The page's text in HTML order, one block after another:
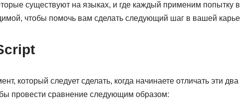
существуют на языках, и где каждый применим попытку
чтобы помочь вам сделать следующий шаг в вашей
который следует сделать, когда начинаете отличать эти
провести сравнение следующим образом: